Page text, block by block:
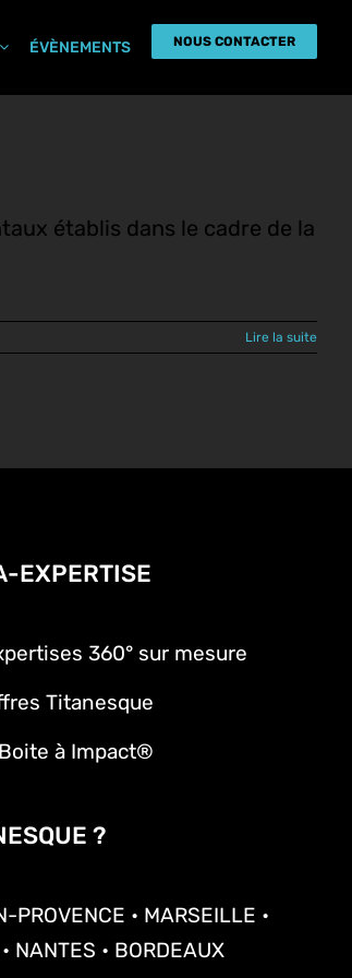
ÉVÈNEMENTS NOUS CONTACTER
établis dans le cadre de la
Lire la suite
EXPERTISE
360° sur mesure
Titanesque
à Impact®
?
PROVENCE • MARSEILLE •
NANTES • BORDEAUX